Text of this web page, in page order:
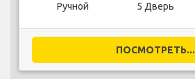
Ручной 5 Дверь
ПОСМОТРЕТЬ...